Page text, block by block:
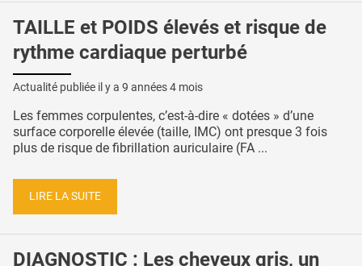
TAILLE et POIDS élevés et risque de
rythme cardiaque perturbé
Actualité publiée il y a 9 années 4 mois
Les femmes corpulentes, c’est-à-dire « dotées » d’une
surface corporelle élevée (taille, IMC) ont presque 3 fois
plus de risque de fibrillation auriculaire (FA ...
LIRE LA SUITE
DIAGNOSTIC : Les cheveux gris, un